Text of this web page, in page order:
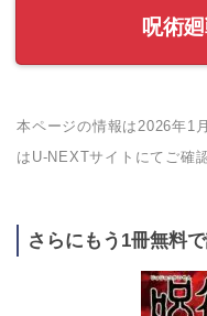
呪術
本ページの情報は2026年1
はU-NEXTサイトにてご確
さらにもう1冊無料で